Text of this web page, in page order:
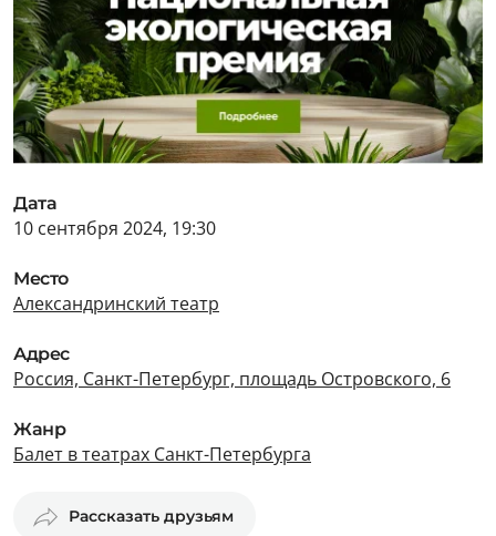
Дата
10 сентября 2024, 19:30
Место
Александринский театр
Адрес
Россия, Санкт-Петербург, площадь Островского, 6
Жанр
Балет в театрах Санкт-Петербурга
Рассказать друзьям